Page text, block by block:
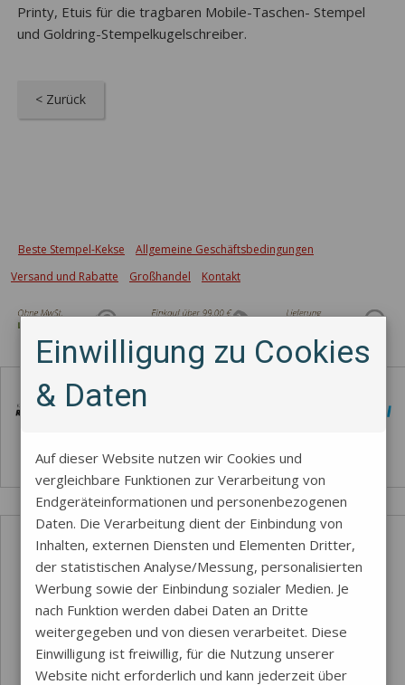
Printy, Etuis für die tragbaren Mobile-Taschen- Stempel
und Goldring-Stempelkugelschreiber.
< Zurück
Beste Stempel-Kekse
Allgemeine Geschäftsbedingungen
Versand und Rabatte
Großhandel Kontakt
Einwilligung zu Cookies
& Daten
Auf dieser Website nutzen wir Cookies und
vergleichbare Funktionen zur Verarbeitung von
Endgeräteinformationen und personenbezogenen
Daten. Die Verarbeitung dient der Einbindung von
Inhalten, externen Diensten und Elementen Dritter,
der statistischen Analyse/Messung, personalisierten
Werbung sowie der Einbindung sozialer Medien. Je
nach Funktion werden dabei Daten an Dritte
weitergegeben und von diesen verarbeitet. Diese
Einwilligung ist freiwillig, für die Nutzung unserer
Website nicht erforderlich und kann jederzeit über